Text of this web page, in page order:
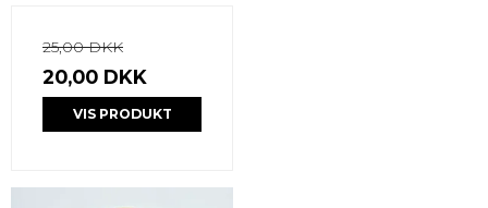
25,00 DKK
20,00 DKK
VIS PRODUKT